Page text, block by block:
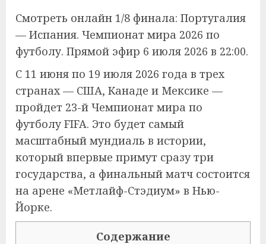
Смотреть онлайн 1/8 финала: Португалия
— Испания. Чемпионат мира 2026 по
футболу. Прямой эфир 6 июля 2026 в 22:00.
С 11 июня по 19 июля 2026 года в трех
странах — США, Канаде и Мексике —
пройдет 23-й Чемпионат мира по
футболу FIFA. Это будет самый
масштабный мундиаль в истории,
который впервые примут сразу три
государства, а финальный матч состоится
на арене «Метлайф-Стэдиум» в Нью-
Йорке.
Содержание